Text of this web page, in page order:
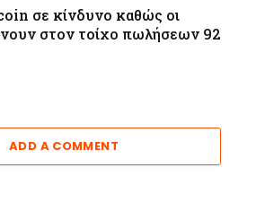
σε κίνδυνο καθώς οι
στον τοίχο πωλήσεων 92
ADD A COMMENT